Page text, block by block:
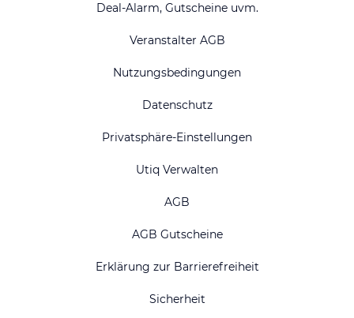
Deal-Alarm, Gutscheine uvm.
Veranstalter AGB
Nutzungsbedingungen
Datenschutz
Privatsphäre-Einstellungen
Utiq Verwalten
AGB
AGB Gutscheine
Erklärung zur Barrierefreiheit
Sicherheit